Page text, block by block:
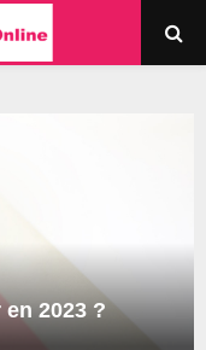
2023 ?